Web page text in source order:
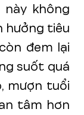
không
hưởng tiêu
đem lại
suốt quá
mượn tuổi
tâm hơn